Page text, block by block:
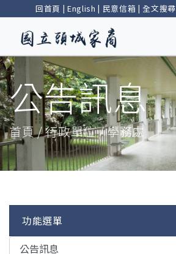
回首頁 | English | 民意信箱 |全文搜尋
公告訊息
首頁 / 行政單位 / 學務處
功能選單